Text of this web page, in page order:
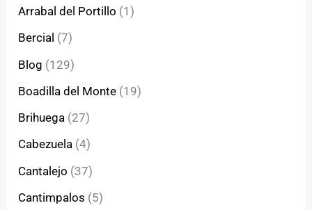
Arrabal del Portillo (1)
Bercial (7)
Blog (129)
Boadilla del Monte (19)
Brihuega (27)
Cabezuela (4)
Cantalejo (37)
Cantimpalos (5)